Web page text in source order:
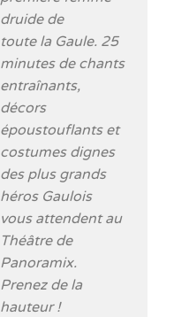
druide de
toute la Gaule. 25
minutes de chants
entraînants,
décors
époustouflants et
costumes dignes
des plus grands
héros Gaulois
vous attendent au
Théâtre de
Panoramix.
Prenez de la
hauteur !